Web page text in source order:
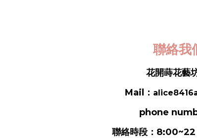
聯絡
花開蒔花藝
Mail：
phone
聯絡時段：8:00~22